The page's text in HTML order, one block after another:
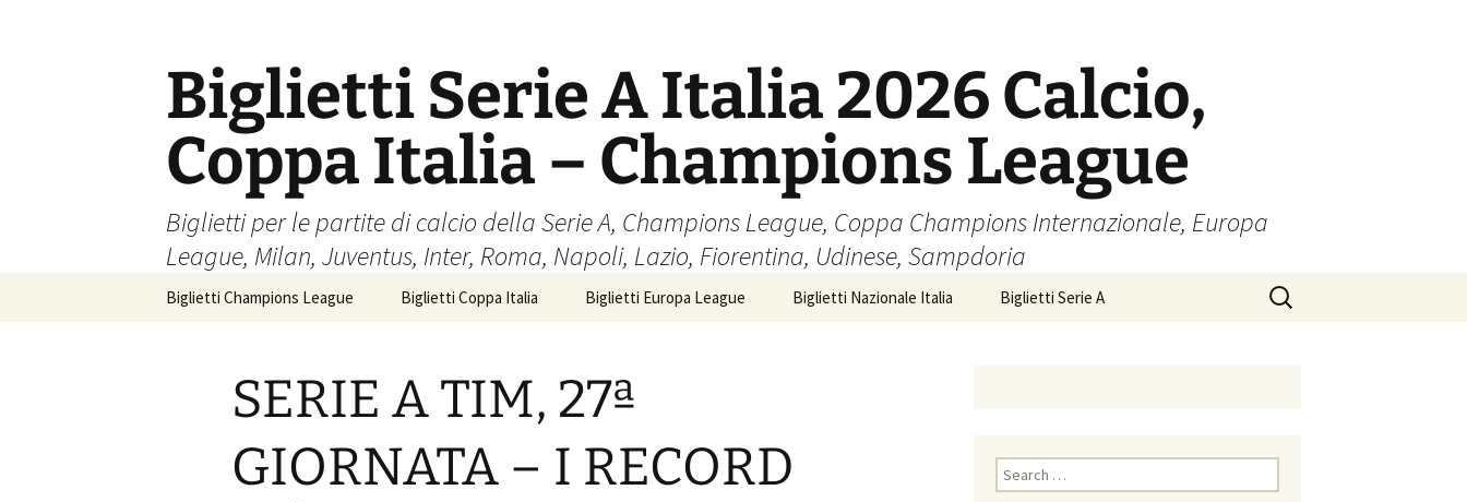
Biglietti Serie A Italia 2026 Calcio,
Coppa Italia – Champions League
Biglietti per le partite di calcio della Serie A, Champions League, Coppa Champions Internazionale, Europa
League, Milan, Juventus, Inter, Roma, Napoli, Lazio, Fiorentina, Udinese, Sampdoria
Biglietti Champions League Biglietti Coppa Italia Biglietti Europa League Biglietti Nazionale Italia Biglietti Serie A
Search
for:
SERIE A TIM, 27ª
GIORNATA – I RECORD
Search
for: